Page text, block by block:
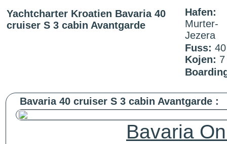
Yachtcharter Kroatien Bavaria 40
cruiser S 3 cabin Avantgarde
Hafen:
Murter-
Jezera
Fuss:
Kojen:
Bavaria 40 cruiser S 3 cabin Avantgarde :
Bavaria